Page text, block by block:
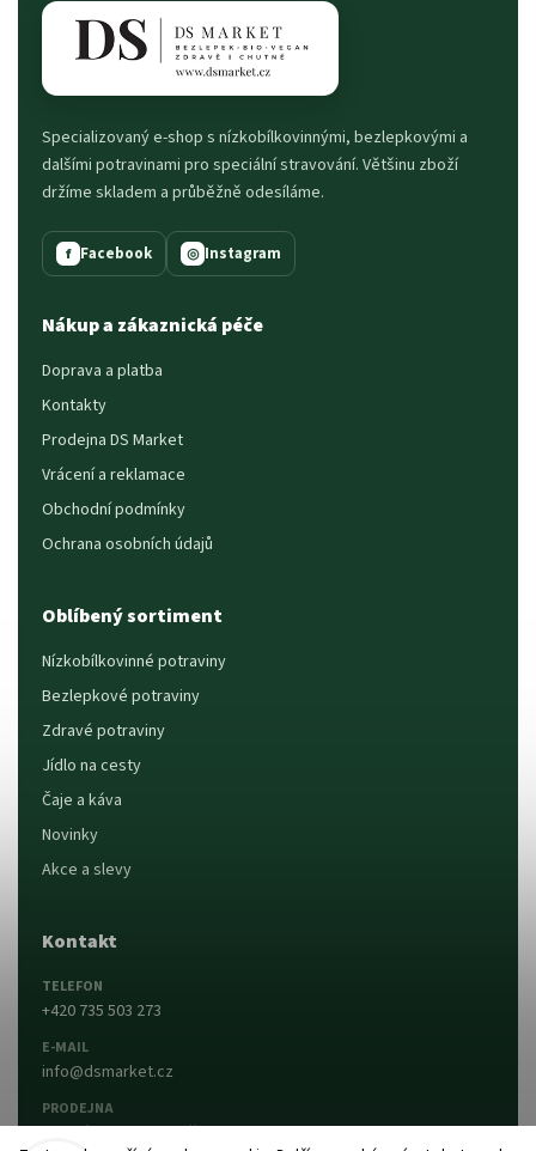
Specializovaný e-shop s nízkobílkovinnými, bezlepkovými a
dalšími potravinami pro speciální stravování. Většinu zboží
držíme skladem a průběžně odesíláme.
f Facebook ◎ Instagram
Nákup a zákaznická péče
Doprava a platba
Kontakty
Prodejna DS Market
Vrácení a reklamace
Obchodní podmínky
Ochrana osobních údajů
Oblíbený sortiment
Nízkobílkovinné potraviny
Bezlepkové potraviny
Zdravé potraviny
Jídlo na cesty
Čaje a káva
Novinky
Akce a slevy
Kontakt
TELEFON
+420 735 503 273
E-MAIL
info@dsmarket.cz
PRODEJNA
Dlouhá 90, 763 15 Slušovice